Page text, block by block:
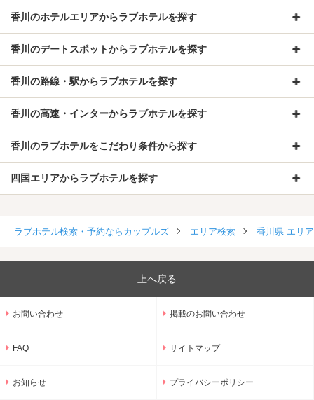
香川のホテルエリアからラブホテルを探す
香川のデートスポットからラブホテルを探す
香川の路線・駅からラブホテルを探す
香川の高速・インターからラブホテルを探す
香川のラブホテルをこだわり条件から探す
四国エリアからラブホテルを探す
ラブホテル検索・予約ならカップルズ エリア検索 香川県 エリ
上へ戻る
お問い合わせ 掲載のお問い合わせ
FAQ サイトマップ
お知らせ プライバシーポリシー